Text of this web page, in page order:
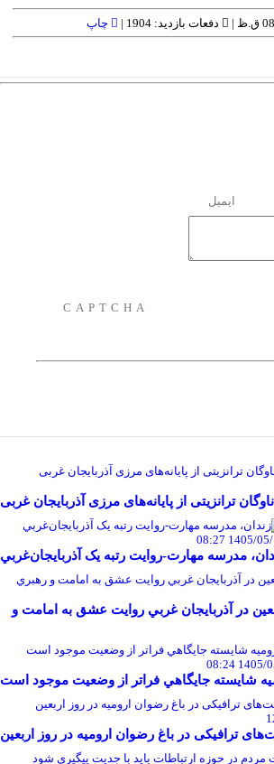
دفعات بازدید: 1904 | چاپ
1405/05/14
مدرسه مهارت-روايت رتبه يک آذربايجان‌غربي
در آذربايجان غربي روايت عشق به امامت و
1405/05/
شايسته جايگاهي فراتر از وضعيت موجود است
ترافیکی در باغ رضوان ارومیه در روز اربعین